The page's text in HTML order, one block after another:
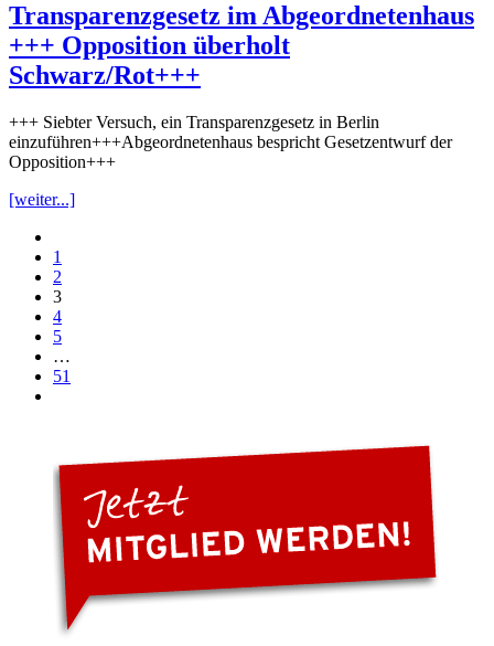
Transparenzgesetz im Abgeordnetenhaus
+++ Opposition überholt
Schwarz/Rot+++
+++ Siebter Versuch, ein Transparenzgesetz in Berlin
einzuführen+++Abgeordnetenhaus bespricht Gesetzentwurf der
Opposition+++
[weiter...]
1
2
3
4
5
…
51